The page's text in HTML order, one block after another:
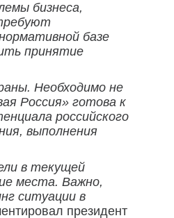
бизнеса,
базе
принятие
Необходимо не
Россия» готова к
российского
выполнения
в текущей
места. Важно,
ситуации в
президент